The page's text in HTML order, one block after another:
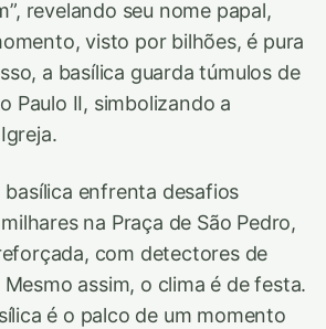
revelando seu nome papal,
visto por bilhões, é pura
a basílica guarda túmulos de
Paulo II, simbolizando a
enfrenta desafios
na Praça de São Pedro,
com detectores de
assim, o clima é de festa.
é o palco de um momento